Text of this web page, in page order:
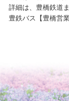
詳細は、豊橋鉄道
豊鉄バス【豊橋営